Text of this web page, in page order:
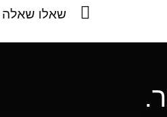
שאלו שאלה